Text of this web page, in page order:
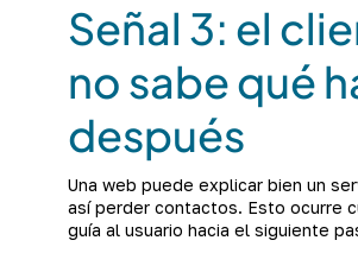
Señal 3: el
no sabe qué
después
Una web puede explicar bien un
así perder contactos. Esto ocurre
guía al usuario hacia el siguiente